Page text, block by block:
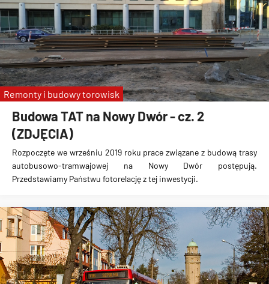
Budowa TAT na Nowy Dwór - cz. 2
(ZDJĘCIA)
Rozpoczęte we wrześniu 2019 roku prace związane z budową trasy
autobusowo-tramwajowej na Nowy Dwór postępują.
Przedstawiamy Państwu fotorelację z tej inwestycji.
Remonty i budowy torowisk